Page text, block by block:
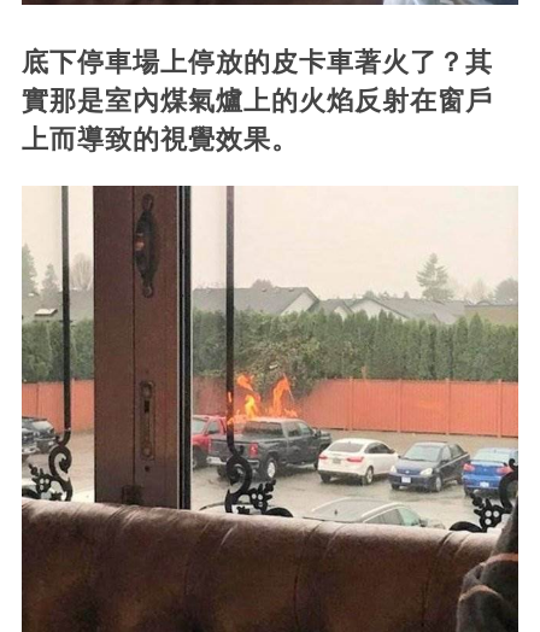
底下停車場上停放的皮卡車著火了？其
實那是室內煤氣爐上的火焰反射在窗戶
上而導致的視覺效果。